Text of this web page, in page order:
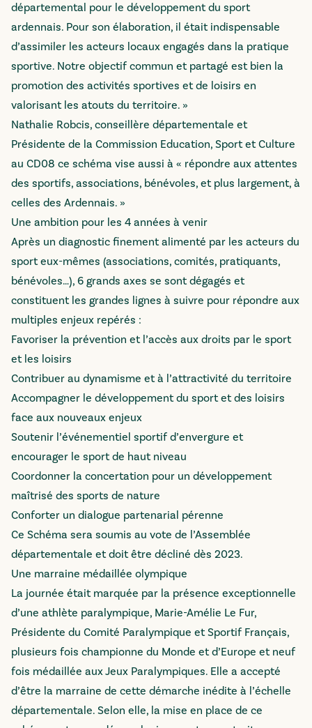
départemental pour le développement du sport
ardennais. Pour son élaboration, il était indispensable
d’assimiler les acteurs locaux engagés dans la pratique
sportive. Notre objectif commun et partagé est bien la
promotion des activités sportives et de loisirs en
valorisant les atouts du territoire. »
Nathalie Robcis, conseillère départementale et
Présidente de la Commission Education, Sport et Culture
au CD08 ce schéma vise aussi à « répondre aux attentes
des sportifs, associations, bénévoles, et plus largement, à
celles des Ardennais. »
Une ambition pour les 4 années à venir
Après un diagnostic finement alimenté par les acteurs du
sport eux-mêmes (associations, comités, pratiquants,
bénévoles…), 6 grands axes se sont dégagés et
constituent les grandes lignes à suivre pour répondre aux
multiples enjeux repérés :
Favoriser la prévention et l’accès aux droits par le sport
et les loisirs
Contribuer au dynamisme et à l’attractivité du territoire
Accompagner le développement du sport et des loisirs
face aux nouveaux enjeux
Soutenir l’événementiel sportif d’envergure et
encourager le sport de haut niveau
Coordonner la concertation pour un développement
maîtrisé des sports de nature
Conforter un dialogue partenarial pérenne
Ce Schéma sera soumis au vote de l’Assemblée
départementale et doit être décliné dès 2023.
Une marraine médaillée olympique
La journée était marquée par la présence exceptionnelle
d’une athlète paralympique, Marie-Amélie Le Fur,
Présidente du Comité Paralympique et Sportif Français,
plusieurs fois championne du Monde et d’Europe et neuf
fois médaillée aux Jeux Paralympiques. Elle a accepté
d’être la marraine de cette démarche inédite à l’échelle
départementale. Selon elle, la mise en place de ce